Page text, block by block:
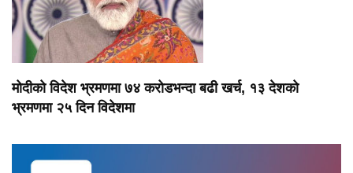
मोदीको विदेश भ्रमणमा ७४ करोडभन्दा बढी खर्च, १३ देशको
भ्रमणमा २५ दिन विदेशमा